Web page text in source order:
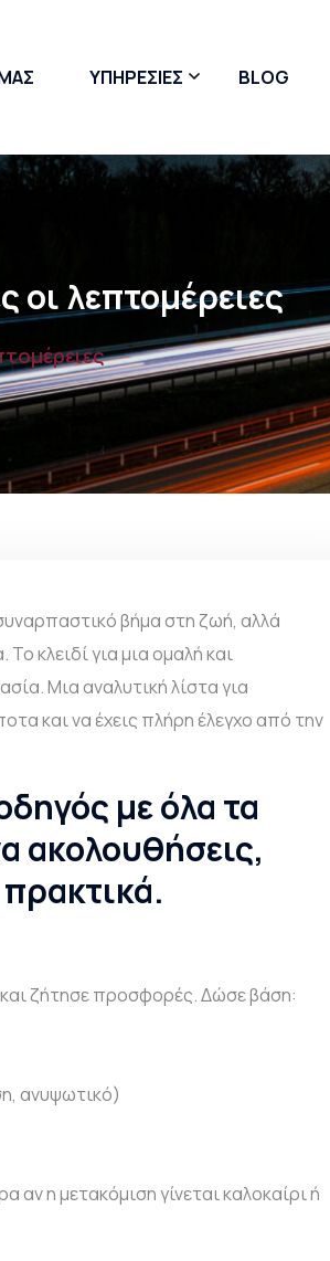
ΥΠΗΡΕΣΙΕΣ BLOG
οι λεπτομέρειες
βήμα στη ζωή, αλλά
κλειδί για μια ομαλή και
Μια αναλυτική λίστα για
και να έχεις πλήρη έλεγχο από την
με όλα τα
ακολουθήσεις,
και ζήτησε προσφορές. Δώσε βάση:
ανυψωτικό)
αν η μετακόμιση γίνεται καλοκαίρι ή